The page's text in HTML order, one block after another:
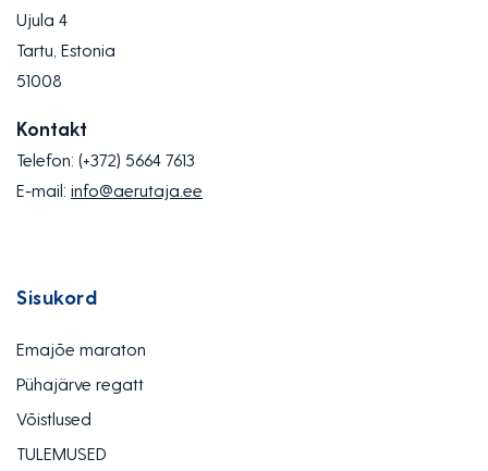
Ujula 4
Tartu, Estonia
51008
Kontakt
Telefon: (+372) 5664 7613
E-mail: info@aerutaja.ee
Sisukord
Emajõe maraton
Pühajärve regatt
Võistlused
TULEMUSED